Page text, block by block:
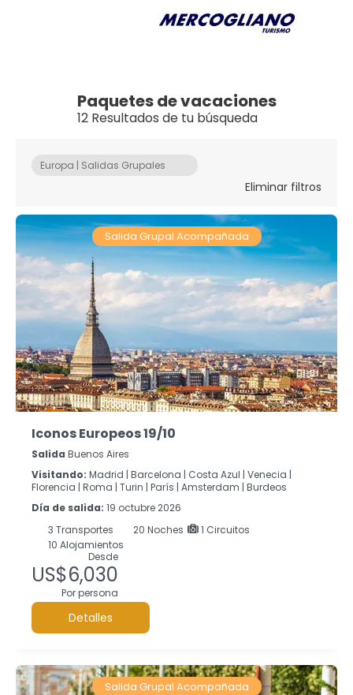
Paquetes de vacaciones
12 Resultados de tu búsqueda
Europa | Salidas Grupales
Eliminar filtros
Salida Grupal Acompañada
Iconos Europeos 19/10
Salida Buenos Aires
Visitando: Madrid | Barcelona | Costa Azul | Venecia |
Florencia | Roma | Turin | París | Amsterdam | Burdeos
Día de salida: 19 octubre 2026
3 Transportes 20 Noches
1 Circuitos
10 Alojamientos
Desde
US$6,030
Por persona
Detalles
Salida Grupal Acompañada